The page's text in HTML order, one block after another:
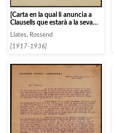
[Carta en la qual li anuncia a
Clausells que estarà a la seva
disposició]
Llates, Rossend
[1917-1936]